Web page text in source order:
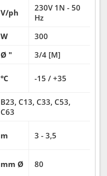
V/ph
230V 1N - 50
Hz
W
300
Ø "
3/4 [M]
°C -15 / +35
B23, C13, C33, C53,
C63
m 3 - 3,5
mm Ø 80